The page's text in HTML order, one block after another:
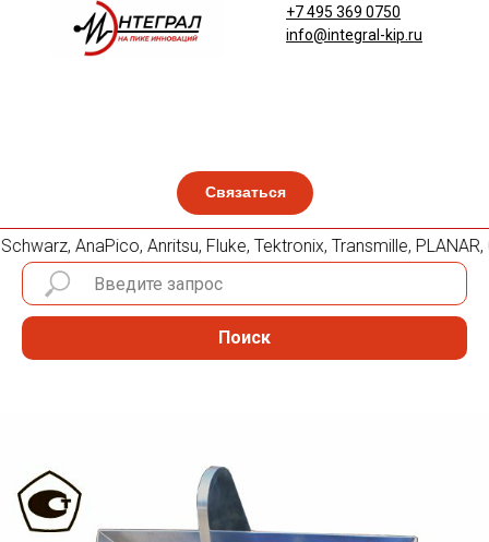
Связаться
+7 495 369 0750
info@integral-kip.ru
AnaPico, Anritsu, Fluke, Tektronix, Transmille,
Поиск